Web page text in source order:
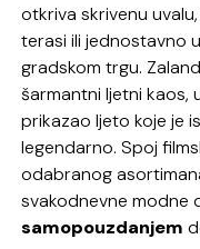
otkriva skrivenu
terasi ili jednostavno
gradskom trgu.
šarmantni ljetni kaos,
prikazao ljeto koje je
legendarno. Spoj
odabranog
svakodnevne modne
samopouzdanjem